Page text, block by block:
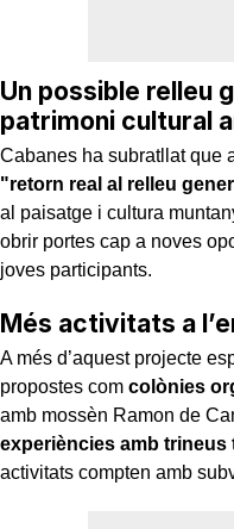
Un possible relleu
patrimoni cultural
Cabanes ha subratllat que
"retorn real al relleu
al paisatge i cultura
obrir portes cap a noves
joves participants.
Més activitats a
A més d’aquest projecte
propostes com colònies
amb mossèn Ramon de
experiències amb
activitats compten amb